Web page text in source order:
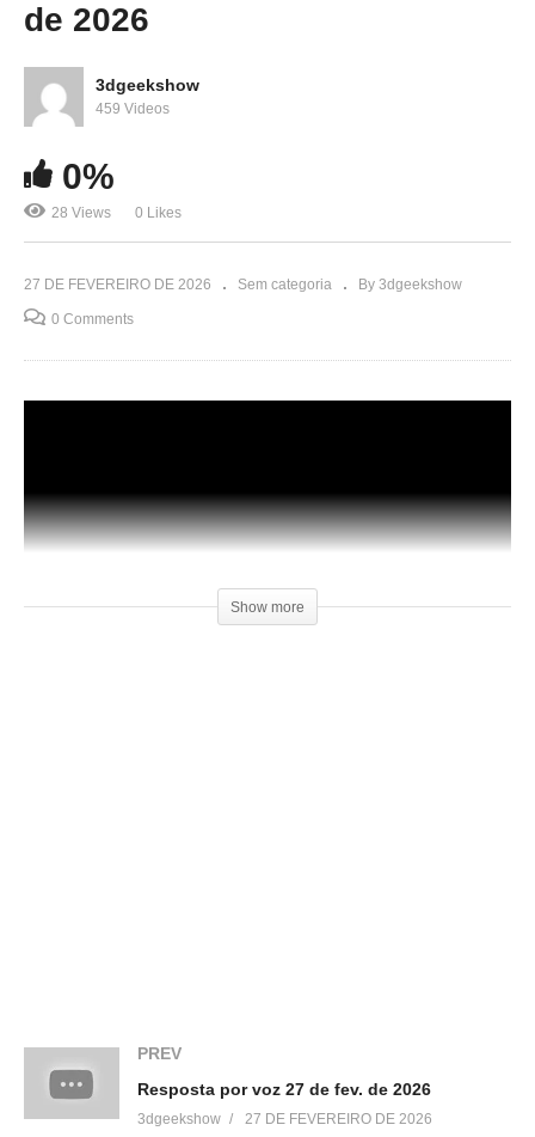
de 2026
3dgeekshow
459 Videos
0%
28 Views 0 Likes
27 DE FEVEREIRO DE 2026 Sem categoria By 3dgeekshow
0 Comments
Conheça nossa loja:
▶https://3dgeekstore.com.br/
Show more
PREV
Resposta por voz 27 de fev. de 2026
3dgeekshow 27 DE FEVEREIRO DE 2026